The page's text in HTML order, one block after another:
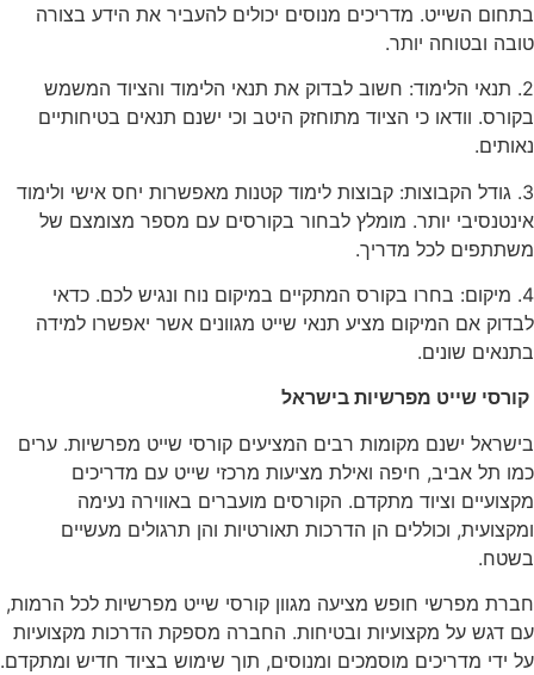
בתחום השייט. מדריכים מנוסים יכולים להעביר את הידע בצורה
טובה ובטוחה יותר.
2. תנאי הלימוד: חשוב לבדוק את תנאי הלימוד והציוד המשמש
בקורס. וודאו כי הציוד מתוחזק היטב וכי ישנם תנאים בטיחותיים
נאותים.
3. גודל הקבוצות: קבוצות לימוד קטנות מאפשרות יחס אישי ולימוד
אינטנסיבי יותר. מומלץ לבחור בקורסים עם מספר מצומצם של
משתתפים לכל מדריך.
4. מיקום: בחרו בקורס המתקיים במיקום נוח ונגיש לכם. כדאי
לבדוק אם המיקום מציע תנאי שייט מגוונים אשר יאפשרו למידה
בתנאים שונים.
קורסי שייט מפרשיות בישראל
בישראל ישנם מקומות רבים המציעים קורסי שייט מפרשיות. ערים
כמו תל אביב, חיפה ואילת מציעות מרכזי שייט עם מדריכים
מקצועיים וציוד מתקדם. הקורסים מועברים באווירה נעימה
ומקצועית, וכוללים הן הדרכות תאורטיות והן תרגולים מעשיים
בשטח.
חברת מפרשי חופש מציעה מגוון קורסי שייט מפרשיות לכל הרמות,
עם דגש על מקצועיות ובטיחות. החברה מספקת הדרכות מקצועיות
על ידי מדריכים מוסמכים ומנוסים, תוך שימוש בציוד חדיש ומתקדם.